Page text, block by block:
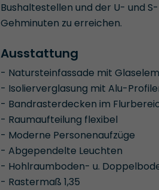
Bushaltestellen und der U- und
Gehminuten zu erreichen.
Ausstattung
- Natursteinfassade mit
- Isolierverglasung mit Alu-
- Bandrasterdecken im
- Raumaufteilung flexibel
- Moderne Personenaufzüge
- Abgependelte Leuchten
- Hohlraumboden- u.
- Rastermaß 1,35